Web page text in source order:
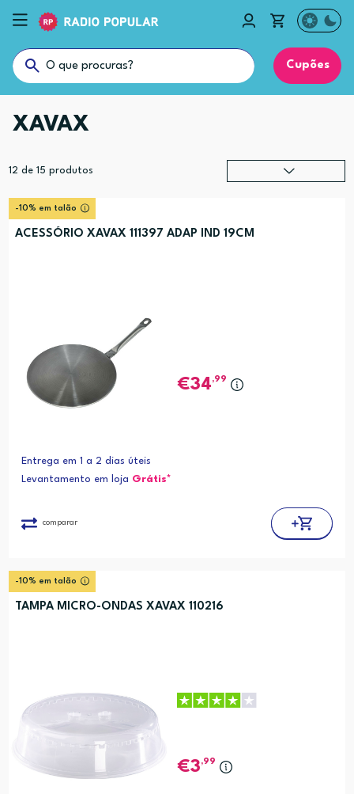
Cupões
XAVAX
12 de 15 produtos
-10% em talão
ACESSÓRIO XAVAX 111397 ADAP IND 19CM
34,99
Entrega em 1 a 2 dias úteis
Levantamento em loja Grátis*
comparar
-10% em talão
TAMPA MICRO-ONDAS XAVAX 110216
3,99